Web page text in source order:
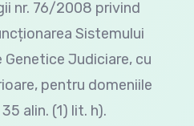
nr. 76/2008 privind
Sistemului
Genetice Judiciare, cu
pentru domeniile
alin. (1) lit. h).